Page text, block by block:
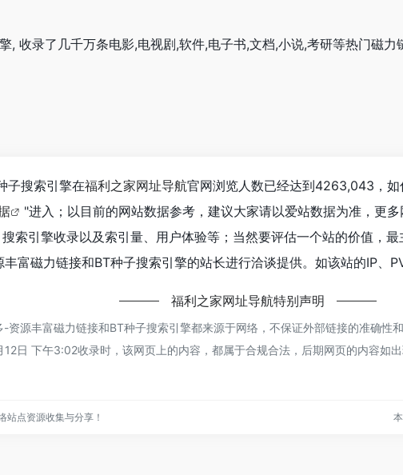
, 收录了几千万条电影,电视剧,软件,电子书,文档,小说,考研等热门磁
子搜索引擎在福利之家网址导航官网浏览人数已经达到4263,043，
"进入；以目前的网站数据参考，建议大家请以爱站数据为准，更
索引擎收录以及索引量、用户体验等；当然要评估一个站的价值，
富磁力链接和BT种子搜索引擎的站长进行洽谈提供。如该站的IP、
福利之家网址导航特别声明
-资源丰富磁力链接和BT种子搜索引擎都来源于网络，不保证外部链接的准确性
日 下午3:02收录时，该网页上的内容，都属于合规合法，后期网页的内容如
站点资源收集与分享！